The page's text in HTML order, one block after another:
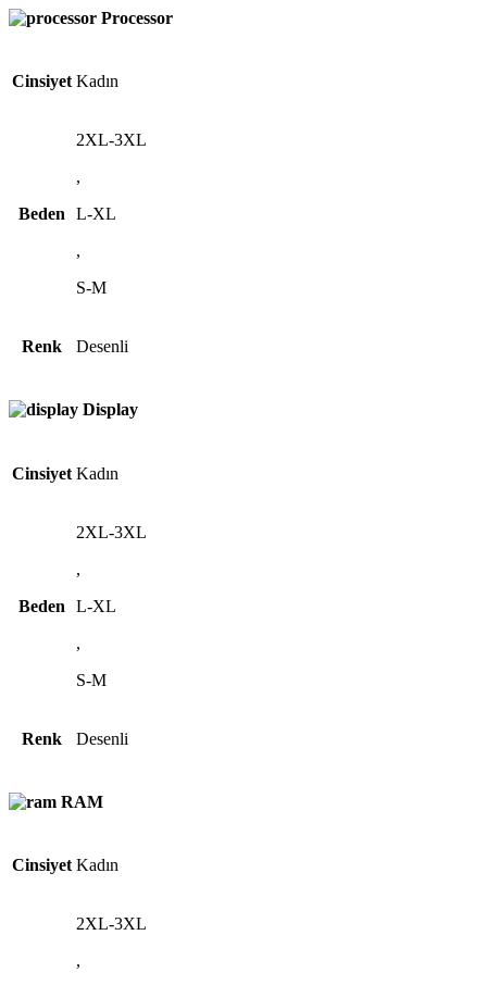
Processor
Cinsiyet Kadın
Beden
2XL-3XL
,
L-XL
,
S-M
Renk Desenli
Display
Cinsiyet Kadın
Beden
2XL-3XL
,
L-XL
,
S-M
Renk Desenli
RAM
Cinsiyet Kadın
2XL-3XL
,